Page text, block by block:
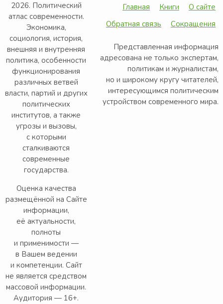
2026. Политический
атлас современности.
Экономика,
социология, история,
внешняя и внутренняя
политика, особенности
функционирования
различных ветвей
власти, партий и других
политических
институтов, а также
угрозы и вызовы,
с которыми
сталкиваются
современные
государства.
Оценка качества
размещённой на Сайте
информации,
её актуальности,
полноты
и применимости —
в Вашем ведении
и компетенции. Сайт
не является средством
массовой информации.
Аудитория — 16+.
Главная Книги
О сайте
Обратная связь
Сокращения
Представленная информация
адресована не только экспертам,
политикам и журналистам,
но и широкому кругу читателей,
интересующимся политическим
устройством современного мира.